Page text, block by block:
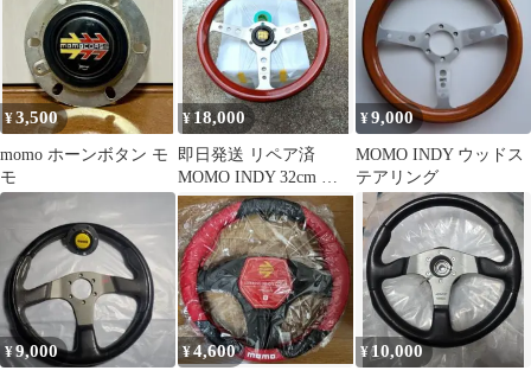
¥3,500
momo ホーンボタン モ
モ
¥18,000
即日発送 リペア済
MOMO INDY 32cm ウ
ッドステアリング 81-7
¥9,000
MOMO INDY ウッドス
テアリング
¥9,000 ¥4,600 ¥10,000